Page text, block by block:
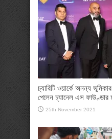
চ্যারিটি ওয়ার্কে অনন্য
পেলেন চ্যানেল এস ফাউণ্ডার
25th November 2021